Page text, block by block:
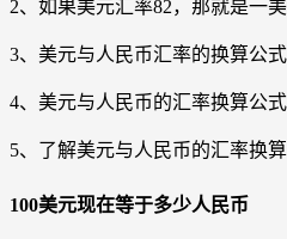
2、如果美元汇率82，那就是一
3、美元与人民币汇率的换算公
4、美元与人民币的汇率换算公
5、了解美元与人民币的汇率换
100美元现在等于多少人民币